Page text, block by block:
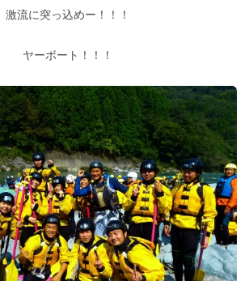
激流に突っ込めー！！！
ヤーボート！！！